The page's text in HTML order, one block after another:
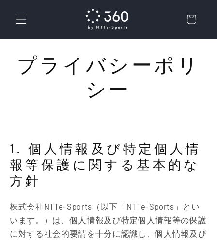
進む
ー
プライバシーポリ
シー
1. 個人情報及び特定個人情
報等保護に関する基本的な
方針
株式会社NTTe-Sports（以下「NTTe-Sports」とい
います。）は、個人情報及び特定個人情報等の保護
に対する社会的要請を十分に認識し、個人情報及び